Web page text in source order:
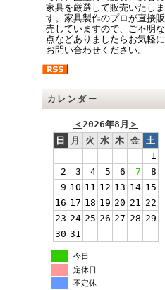
家具を厳選して販売いたしま
す。家具製作のプロが直接販
売していますので、ご不明な
点などありましたらお気軽に
お問い合わせください。
カレンダー
＜2026年8月 ＞
日
月 火 水 木 金 土
1
2
3 4 5 6 7
8
9 10 11 12 13 14 15
16 17 18 19 20 21 22
23 24 25 26 27 28 29
30 31
今日
定休日
不定休